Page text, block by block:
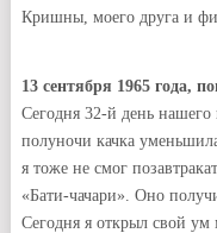
Кришны, моего друга и
13 сентября 1965 года,
Сегодня 32-й день нашего
полуночи качка
я тоже не смог
«Бати-чачари». Оно
Сегодня я открыл свой